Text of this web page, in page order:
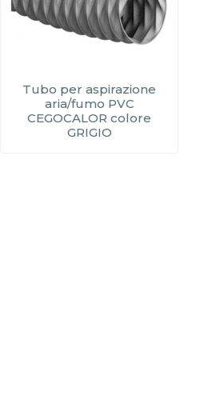
Tubo per aspirazione
aria/fumo PVC
CEGOCALOR colore
GRIGIO